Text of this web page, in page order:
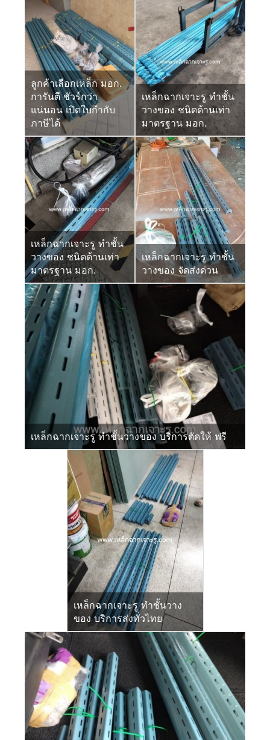
ลูกค้าเลือกเหล็ก มอก.
การันตี ชัวร์กว่า
แน่นอน เปิดใบกำกับ
ภาษีได้
เหล็กฉากเจาะรู ทำชั้น
วางของ ชนิดด้านเท่า
มาตรฐาน มอก.
เหล็กฉากเจาะรู ทำชั้น
วางของ ชนิดด้านเท่า
มาตรฐาน มอก.
เหล็กฉากเจาะรู ทำชั้น
วางของ จัดส่งด่วน
เหล็กฉากเจาะรู ทำชั้นวางของ บริการตัดให้ ฟรี
เหล็กฉากเจาะรู ทำชั้นวาง
ของ บริการส่งทั่วไทย